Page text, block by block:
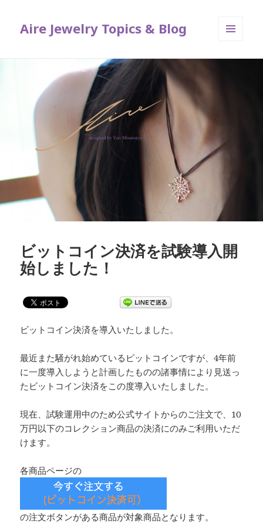
Aire Jewelry Topics & Blog
ーとウ
ビットコイン決済を試験導入開
始しました！
ビットコイン決済を導入いたしました。
最近また騒がれ始めているビットコインですが、4年前
に一度導入しようと計画したものの諸事情により見送っ
たビットコイン決済をこの度導入いたしました。
現在、試験運用中のため公式サイトからのご注文で、 10
万円以下のコレクション商品の決済にのみご利用いただ
けます。
各商品ページの
の注文ボタンがある商品が対象商品となります。